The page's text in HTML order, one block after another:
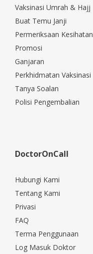
Vaksinasi Umrah & Hajj
Buat Temu Janji
Permeriksaan Kesihatan
Promosi
Ganjaran
Perkhidmatan Vaksinasi
Tanya Soalan
Polisi Pengembalian
DoctorOnCall
Hubungi Kami
Tentang Kami
Privasi
FAQ
Terma Penggunaan
Log Masuk Doktor